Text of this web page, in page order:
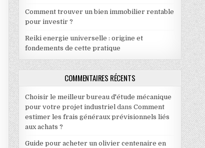
Comment trouver un bien immobilier rentable
pour investir ?
Reiki energie universelle : origine et
fondements de cette pratique
COMMENTAIRES RÉCENTS
Choisir le meilleur bureau d'étude mécanique
pour votre projet industrieldans Comment
estimer les frais généraux prévisionnels liés
aux achats ?
Guide pour acheter un olivier centenaire en